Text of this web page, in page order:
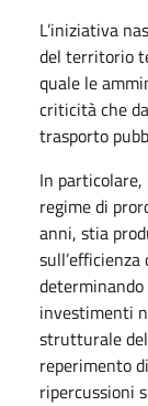
L’iniziativa
del territorio
quale le
criticità che
trasporto
In particolare,
regime di
anni, stia
investimenti
strutturale
reperimento
ripercussioni